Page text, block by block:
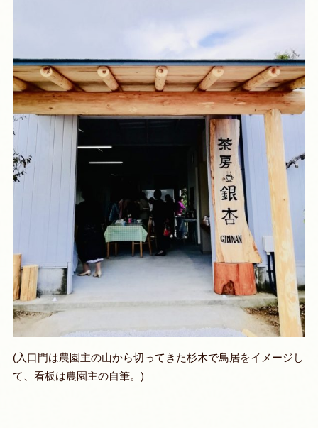
(入口門は農園主の山から切ってきた杉木で鳥居をイメージし
て、看板は農園主の自筆。)